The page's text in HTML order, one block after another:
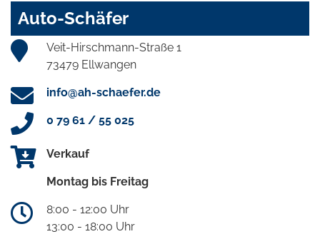
Auto-Schäfer
Veit-Hirschmann-Straße 1
73479 Ellwangen
info@ah-schaefer.de
0 79 61 / 55 025
Verkauf
Montag bis Freitag
8:00 - 12:00 Uhr
13:00 - 18:00 Uhr